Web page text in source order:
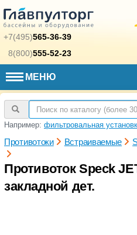
+7(495)565-36-39
8(800)555-52-23
МЕНЮ
Например: фильтровальная
Противотоки Встраиваемые
Противоток Speck
закладной дет.